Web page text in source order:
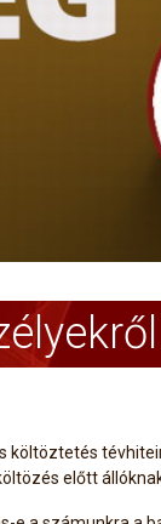
költöztetés
előtt